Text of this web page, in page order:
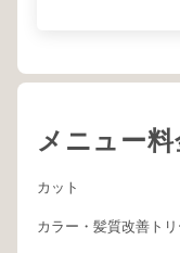
メニュー料
カット
カラー・髪質改善トリ